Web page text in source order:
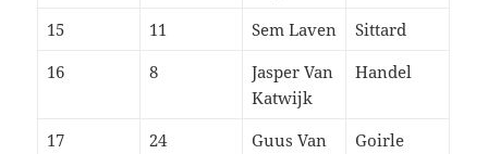
15 11 Sem Laven
Sittard
16
8
Jasper Van
Katwijk
Handel
17 24
Guus Van
Goirle